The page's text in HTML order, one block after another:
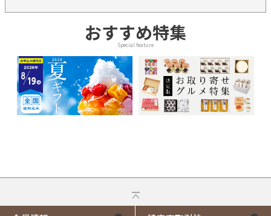
おすすめ特集
Special feature